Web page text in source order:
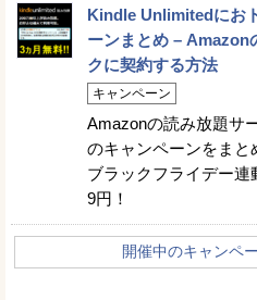
Kindle Unlimitedにお
ーンまとめ – Amazon
クに契約する方法
キャンペーン
Amazonの読み放題サ
のキャンペーンをまと
ブラックフライデー
9円！
開催中のキャンペ